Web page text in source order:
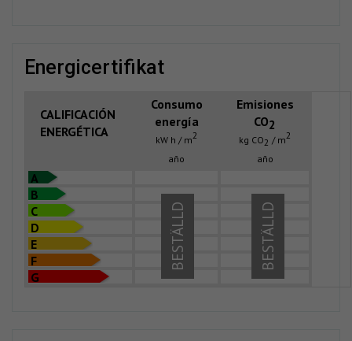
energicertifikat
CALIFICACIÓN
ENERGÉTICA
Consumo
energía
kW h / m2
año
Emisiones
CO2
kg CO2 / m2
año
A
B
C
D
E
F
G
BESTÄLLD
BESTÄLLD